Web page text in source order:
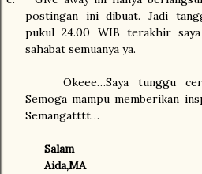
postingan ini dibuat. Jadi
pukul 24.00 WIB terakhir
sahabat semuanya ya.
Okeee…Saya tunggu
Semoga mampu memberikan
Semangatttt…
Salam
Aida,MA